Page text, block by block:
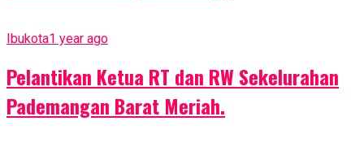
Ibukota1 year ago
Pelantikan Ketua RT dan RW Sekelurahan
Pademangan Barat Meriah.